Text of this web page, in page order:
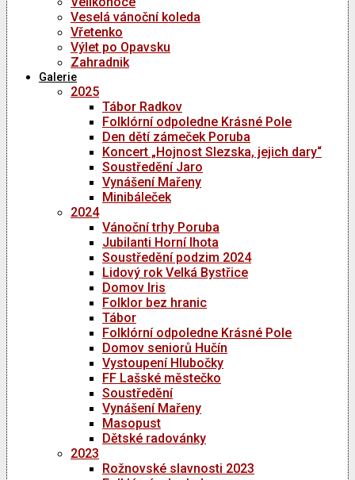
Veselá vánoční koleda
Vřetenko
Výlet po Opavsku
Zahradnik
Galerie
2025
Tábor Radkov
Folklórní odpoledne Krásné Pole
Den dětí zámeček Poruba
Koncert „Hojnost Slezska, jejich dary“
Soustředění Jaro
Vynášení Mařeny
Minibáleček
2024
Vánoční trhy Poruba
Jubilanti Horní lhota
Soustředění podzim 2024
Lidový rok Velká Bystřice
Domov Iris
Folklor bez hranic
Tábor
Folklórní odpoledne Krásné Pole
Domov seniorů Hučín
Vystoupení Hlubočky
FF Lašské městečko
Soustředění
Vynášení Mařeny
Masopust
Dětské radovánky
2023
Rožnovské slavnosti 2023